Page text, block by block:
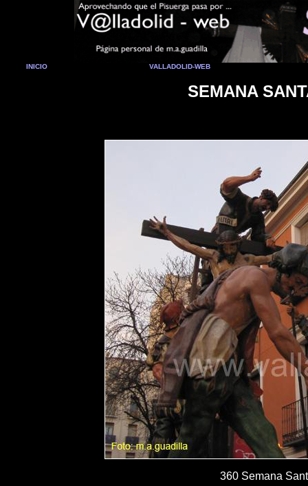
INICIO VALLADOLID-WEB
SEMANA
360 Semana